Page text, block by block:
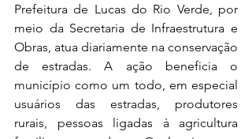
Prefeitura de Lucas do Rio Verde, por
meio da Secretaria de Infraestrutura e
Obras, atua diariamente na conservação
de estradas. A ação beneficia o
município como um todo, em especial
usuários das estradas, produtores
rurais, pessoas ligadas à agricultura